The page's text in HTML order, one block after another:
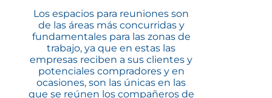
Los espacios para reuniones son
de las áreas más concurridas y
fundamentales para las zonas de
trabajo, ya que en estas las
empresas reciben a sus clientes y
potenciales compradores y en
ocasiones, son las únicas en las
que se reúnen los compañeros de